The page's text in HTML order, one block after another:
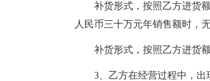
补货形式，按照乙方进货额
人民币三十万元年销售额时，
补货形式，按照乙方进货额
3、乙方在经营过程中，出